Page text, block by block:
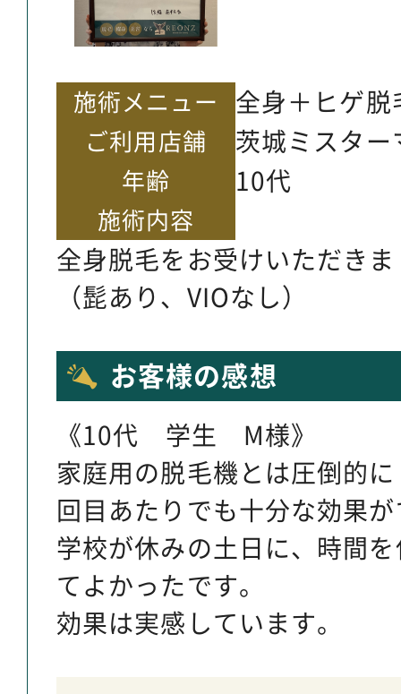
施術メニュー 全身＋ヒゲ
ご利用店舗 茨城ミスタ
年齢 10代
施術内容
全身脱毛をお受けいただき
（髭あり、VIOなし）
お客様の感想
《10代 学生 M様》
家庭用の脱毛機とは圧倒的
回目あたりでも十分な効果
学校が休みの土日に、時間
てよかったです。
効果は実感しています。